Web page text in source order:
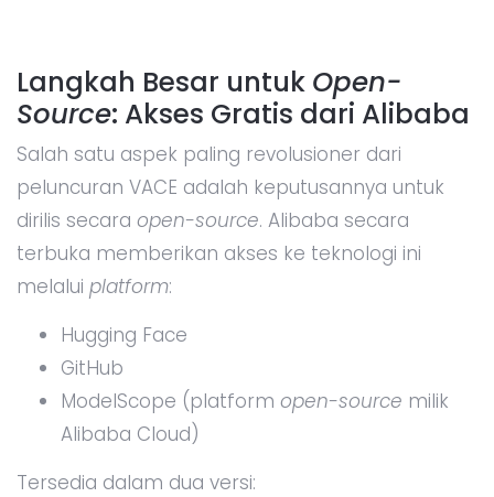
Langkah Besar untuk Open-
Source: Akses Gratis dari Alibaba
Salah satu aspek paling revolusioner dari
peluncuran VACE adalah keputusannya untuk
dirilis secara open-source. Alibaba secara
terbuka memberikan akses ke teknologi ini
melalui platform:
Hugging Face
GitHub
ModelScope (platform open-source milik
Alibaba Cloud)
Tersedia dalam dua versi: